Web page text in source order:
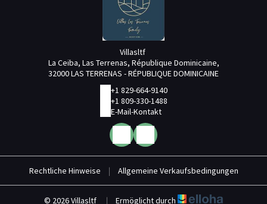
Villasltf
La Ceiba, Las Terrenas, République Dominicaine,
32000 LAS TERRENAS - RÉPUBLIQUE DOMINICAINE
+1 829-664-9140
+1 809-330-1488
E-Mail-Kontakt
Rechtliche Hinweise | Allgemeine Verkaufsbedingungen
© 2026 Villasltf | Ermöglicht durch